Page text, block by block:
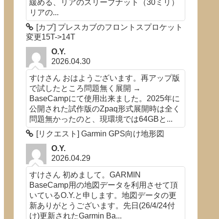
緩める、リアのスリーブナット（30ミリ）
リアの...
[カブ] プレスカブのフロントスプロケット
変更15T->14T
O.Y.
2026.04.30
すけさん おはようございます。再アップ版
で試したところ問題無く展開 →
BaseCampにて使用出来ました。2025年に
公開された試作版のZpaq形式展開時は全く
問題無かったのと、現環境では64GBと...
[リクエスト] Garmin GPS向け地形図
O.Y.
2026.04.29
すけさん 初めまして。GARMIN
BaseCamp用の地図データを利用させて頂
いているO.Y.と申します。地図データの更
新ありがとうございます。先日(26/4/24付
け)更新されたGarmin Ba...